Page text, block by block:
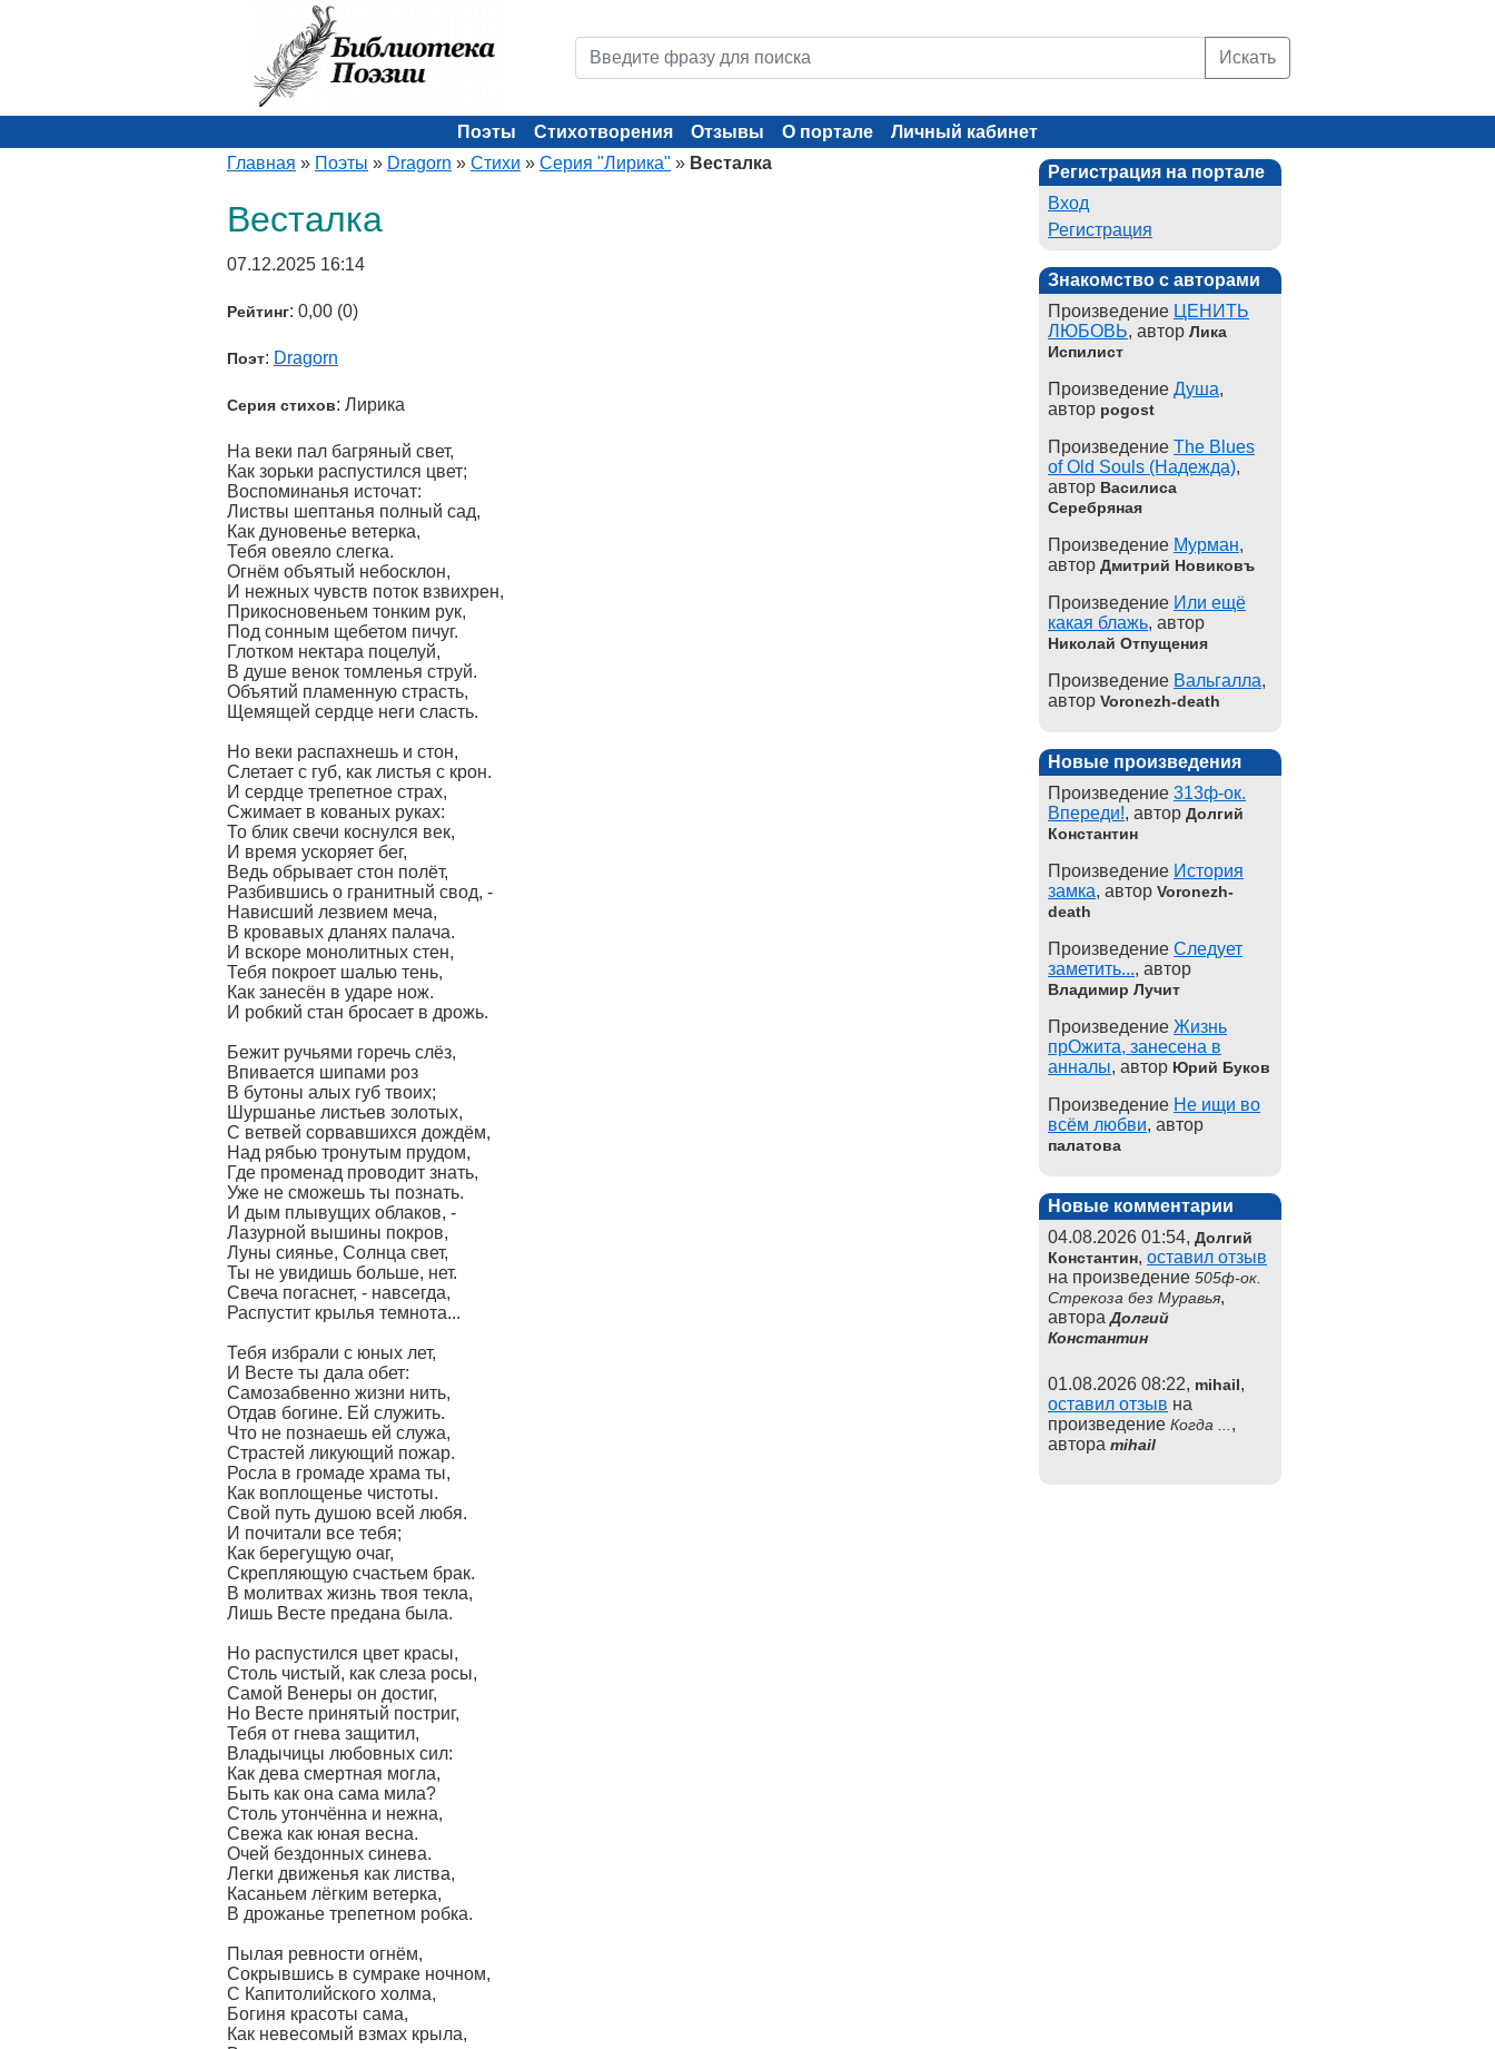
Искать
Поэты Стихотворения Отзывы О портале
Личный кабинет
Главная » Поэты » Dragorn » Стихи » Серия "Лирика" » Весталка
Весталка
07.12.2025 16:14
Рейтинг: 0,00 (0)
Поэт: Dragorn
Серия стихов: Лирика
На веки пал багряный свет,
Как зорьки распустился цвет;
Воспоминанья источат:
Листвы шептанья полный сад,
Как дуновенье ветерка,
Тебя овеяло слегка.
Огнём объятый небосклон,
И нежных чувств поток взвихрен,
Прикосновеньем тонким рук,
Под сонным щебетом пичуг.
Глотком нектара поцелуй,
В душе венок томленья струй.
Объятий пламенную страсть,
Щемящей сердце неги сласть.
Но веки распахнешь и стон,
Слетает с губ, как листья с крон.
И сердце трепетное страх,
Сжимает в кованых руках:
То блик свечи коснулся век,
И время ускоряет бег,
Ведь обрывает стон полёт,
Разбившись о гранитный свод, -
Нависший лезвием меча,
В кровавых дланях палача.
И вскоре монолитных стен,
Тебя покроет шалью тень,
Как занесён в ударе нож.
И робкий стан бросает в дрожь.
Бежит ручьями горечь слёз,
Впивается шипами роз
В бутоны алых губ твоих;
Шуршанье листьев золотых,
С ветвей сорвавшихся дождём,
Над рябью тронутым прудом,
Где променад проводит знать,
Уже не сможешь ты познать.
И дым плывущих облаков, -
Лазурной вышины покров,
Луны сиянье, Солнца свет,
Ты не увидишь больше, нет.
Свеча погаснет, - навсегда,
Распустит крылья темнота...
Тебя избрали с юных лет,
И Весте ты дала обет:
Самозабвенно жизни нить,
Отдав богине. Ей служить.
Что не познаешь ей служа,
Страстей ликующий пожар.
Росла в громаде храма ты,
Как воплощенье чистоты.
Свой путь душою всей любя.
И почитали все тебя;
Как берегущую очаг,
Скрепляющую счастьем брак.
В молитвах жизнь твоя текла,
Лишь Весте предана была.
Но распустился цвет красы,
Столь чистый, как слеза росы,
Самой Венеры он достиг,
Но Весте принятый постриг,
Тебя от гнева защитил,
Владычицы любовных сил:
Как дева смертная могла,
Быть как она сама мила?
Столь утончённа и нежна,
Свежа как юная весна.
Очей бездонных синева.
Легки движенья как листва,
Касаньем лёгким ветерка,
В дрожанье трепетном робка.
Пылая ревности огнём,
Сокрывшись в сумраке ночном,
С Капитолийского холма,
Богиня красоты сама,
Как невесомый взмах крыла,
Регистрация на портале
Вход
Регистрация
Знакомство с авторами
Произведение ЦЕНИТЬ
ЛЮБОВЬ, автор Лика
Испилист
Произведение Душа,
автор pogost
Произведение The Blues
of Old Souls (Надежда),
автор Василиса
Серебряная
Произведение Мурман,
автор Дмитрий Новиковъ
Произведение Или ещё
какая блажь, автор
Николай Отпущения
Произведение Вальгалла,
автор Voronezh-death
Новые произведения
Произведение 313ф-ок.
Впереди!, автор Долгий
Константин
Произведение История
замка, автор Voronezh-
death
Произведение Следует
заметить..., автор
Владимир Лучит
Произведение Жизнь
прОжита, занесена в
анналы, автор Юрий Буков
Произведение Не ищи во
всём любви, автор
палатова
Новые комментарии
04.08.2026 01:54, Долгий
Константин, оставил отзыв
на произведение 505ф-ок.
Стрекоза без Муравья,
автораДолгий
Константин
01.08.2026 08:22, mihail,
оставил отзыв на
произведение Когда ... ,
автора mihail